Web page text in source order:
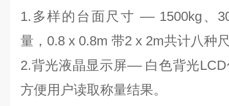
1.多样的台面尺寸 –– 1500kg、
量，0.8 x 0.8m 带2 x 2m共计八种
2.背光液晶显示屏–– 白色背光
方便用户读取称量结果。